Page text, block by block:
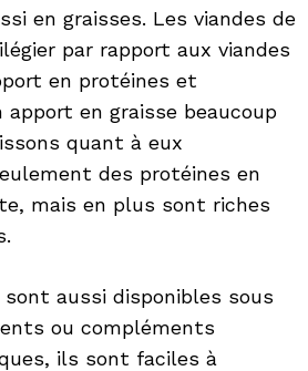
en graisses. Les viandes de
par rapport aux viandes
en protéines et
en graisse beaucoup
quant à eux
des protéines en
mais en plus sont riches
sont aussi disponibles sous
ou compléments
ils sont faciles à